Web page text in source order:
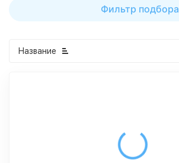
Фильтр подбора
Название